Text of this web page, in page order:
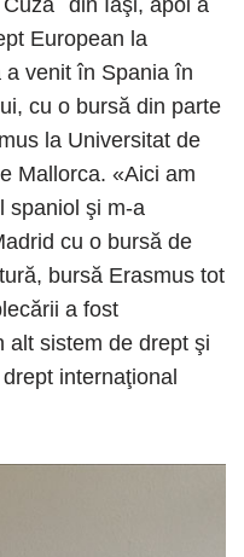
Iaşi, apoi a
European la
venit în Spania în
cu o bursă din parte
la Universitat de
Mallorca. «Aici am
spaniol şi m-a
cu o bursă de
bursă Erasmus tot
a fost
alt sistem de drept şi
internaţional